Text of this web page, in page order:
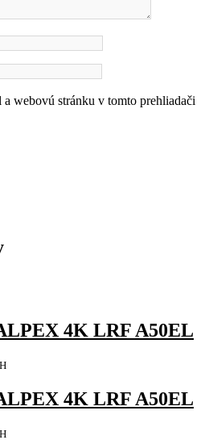
webovú stránku v tomto prehliadači
4K LRF A50EL
4K LRF A50EL